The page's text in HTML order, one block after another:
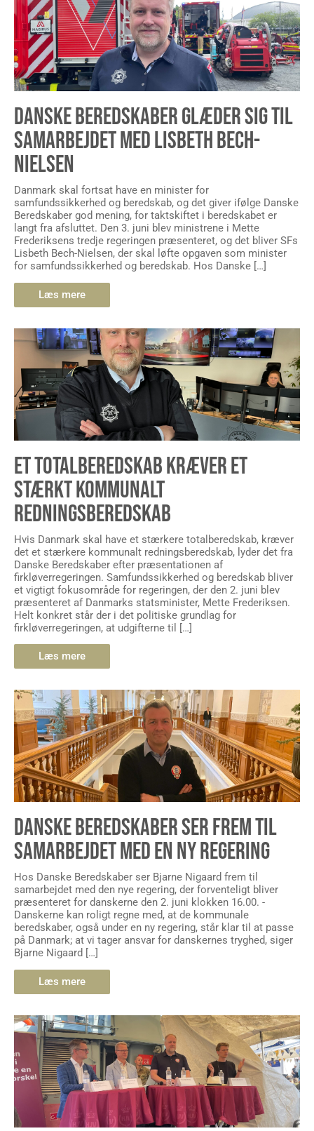
DANSKE BEREDSKABER GLÆDER SIG TIL
SAMARBEJDET MED LISBETH BECH-
NIELSEN
Danmark skal fortsat have en minister for
samfundssikkerhed og beredskab, og det giver ifølge Danske
Beredskaber god mening, for taktskiftet i beredskabet er
langt fra afsluttet. Den 3. juni blev ministrene i Mette
Frederiksens tredje regeringen præsenteret, og det bliver SFs
Lisbeth Bech-Nielsen, der skal løfte opgaven som minister
for samfundssikkerhed og beredskab. Hos Danske […]
Læs mere
ET TOTALBEREDSKAB KRÆVER ET
STÆRKT KOMMUNALT
REDNINGSBEREDSKAB
Hvis Danmark skal have et stærkere totalberedskab, kræver
det et stærkere kommunalt redningsberedskab, lyder det fra
Danske Beredskaber efter præsentationen af
firkløverregeringen. Samfundssikkerhed og beredskab bliver
et vigtigt fokusområde for regeringen, der den 2. juni blev
præsenteret af Danmarks statsminister, Mette Frederiksen.
Helt konkret står der i det politiske grundlag for
firkløverregeringen, at udgifterne til […]
Læs mere
DANSKE BEREDSKABER SER FREM TIL
SAMARBEJDET MED EN NY REGERING
Hos Danske Beredskaber ser Bjarne Nigaard frem til
samarbejdet med den nye regering, der forventeligt bliver
præsenteret for danskerne den 2. juni klokken 16.00. -
Danskerne kan roligt regne med, at de kommunale
beredskaber, også under en ny regering, står klar til at passe
på Danmark; at vi tager ansvar for danskernes tryghed, siger
Bjarne Nigaard […]
Læs mere